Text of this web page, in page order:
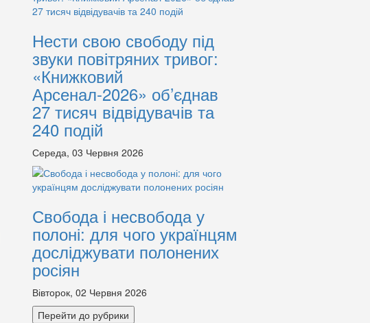
Нести свою свободу під
звуки повітряних тривог:
«Книжковий
Арсенал-2026» об’єднав
27 тисяч відвідувачів та
240 подій
Середа, 03 Червня 2026
Свобода і несвобода у
полоні: для чого українцям
досліджувати полонених
росіян
Вівторок, 02 Червня 2026
Перейти до рубрики